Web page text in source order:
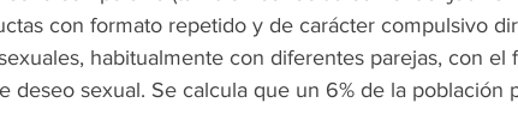
con formato repetido y de carácter compulsivo
habitualmente con diferentes parejas, con el
deseo sexual. Se calcula que un 6% de la población